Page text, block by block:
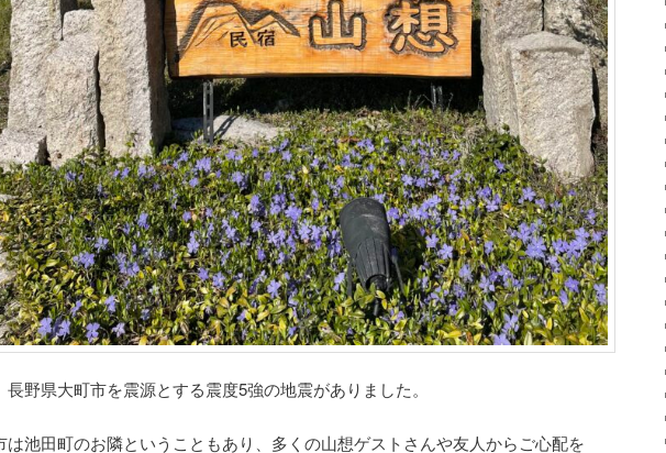
長野県大町市を震源とする震度5強の地震がありました。
は池田町のお隣ということもあり、多くの山想ゲストさんや友人からご心配を